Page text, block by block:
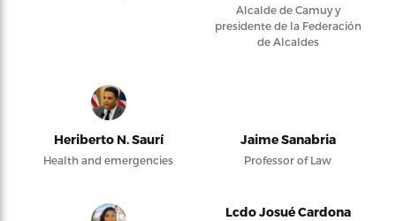
Alcalde de Camuy y
presidente de la Federación
de Alcaldes
Heriberto N. Saurí
Health and emergencies
Jaime Sanabria
Professor of Law
Lcdo Josué Cardona